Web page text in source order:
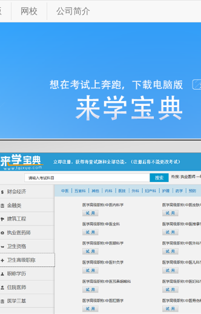
网校 公司简介